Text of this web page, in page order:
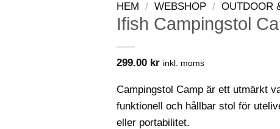
HEM / WEBSHOP / OUTDOOR
Ifish Campingstol
299.00 kr inkl. moms
Campingstol Camp är ett utmärkt
funktionell och hållbar stol för
eller portabilitet.